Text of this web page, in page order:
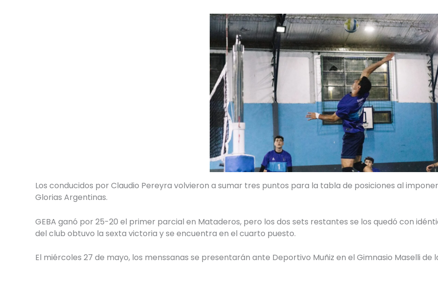
Los conducidos por Claudio Pereyra volvieron a sumar tres puntos para la tabla de posiciones al
Glorias Argentinas.
GEBA ganó por 25-20 el primer parcial en Mataderos, pero los dos sets restantes se los quedó con
del club obtuvo la sexta victoria y se encuentra en el cuarto puesto.
El miércoles 27 de mayo, los menssanas se presentarán ante Deportivo Muñiz en el Gimnasio Maselli de